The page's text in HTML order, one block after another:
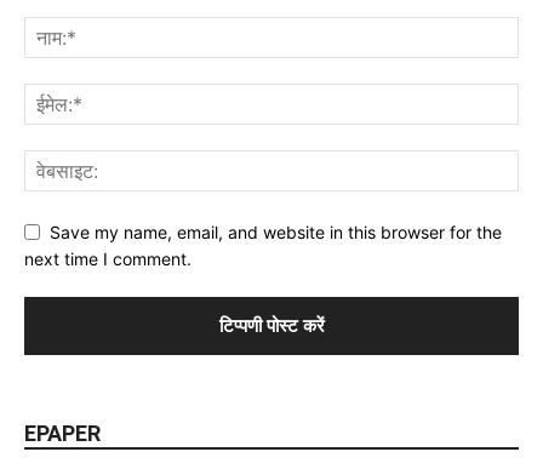
Save my name, email, and website in this browser for the
next time I comment.
EPAPER